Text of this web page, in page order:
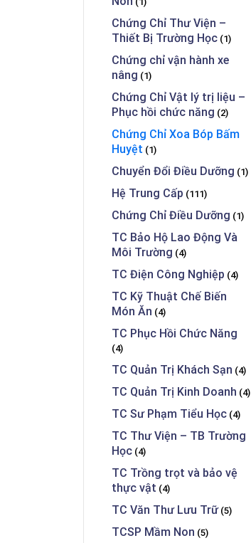
Chứng Chỉ Thư Viện –
Thiết Bị Trường Học (1)
Chứng chỉ vận hành xe
nâng (1)
Chứng Chỉ Vật lý trị liệu –
Phục hồi chức năng (2)
Chứng Chỉ Xoa Bóp Bấm
Huyệt (1)
Chuyển Đổi Điều Dưỡng (1)
Hệ Trung Cấp (111)
Chứng Chỉ Điều Dưỡng (1)
TC Bảo Hộ Lao Động Và
Môi Trường (4)
TC Điện Công Nghiệp (4)
TC Kỹ Thuật Chế Biến
Món Ăn (4)
TC Phục Hồi Chức Năng
(4)
TC Quản Trị Khách Sạn (4)
TC Quản Trị Kinh Doanh (4)
TC Sư Phạm Tiểu Học (4)
TC Thư Viện – TB Trường
Học (4)
TC Trồng trọt và bảo vệ
thực vật (4)
TC Văn Thư Lưu Trữ(5)
TCSP Mầm Non (5)